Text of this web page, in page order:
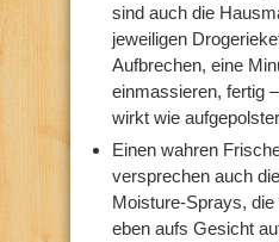
sind auch die
jeweiligen
Aufbrechen, eine
einmassieren, fertig
wirkt wie
Einen wahren
versprechen auch
Moisture-Sprays,
eben aufs Gesicht